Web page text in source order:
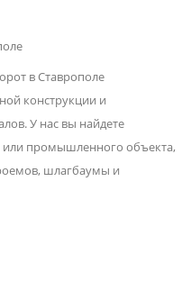
в Ставрополе
конструкции и
У нас вы найдете
или промышленного объекта,
шлагбаумы и